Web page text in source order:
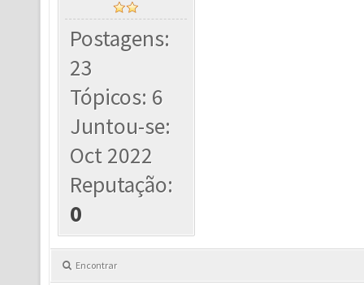
Postagens:
23
Tópicos: 6
Juntou-se:
Oct 2022
Reputação:
0
Encontrar